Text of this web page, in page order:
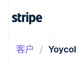
支付
文
客户 Yoycol